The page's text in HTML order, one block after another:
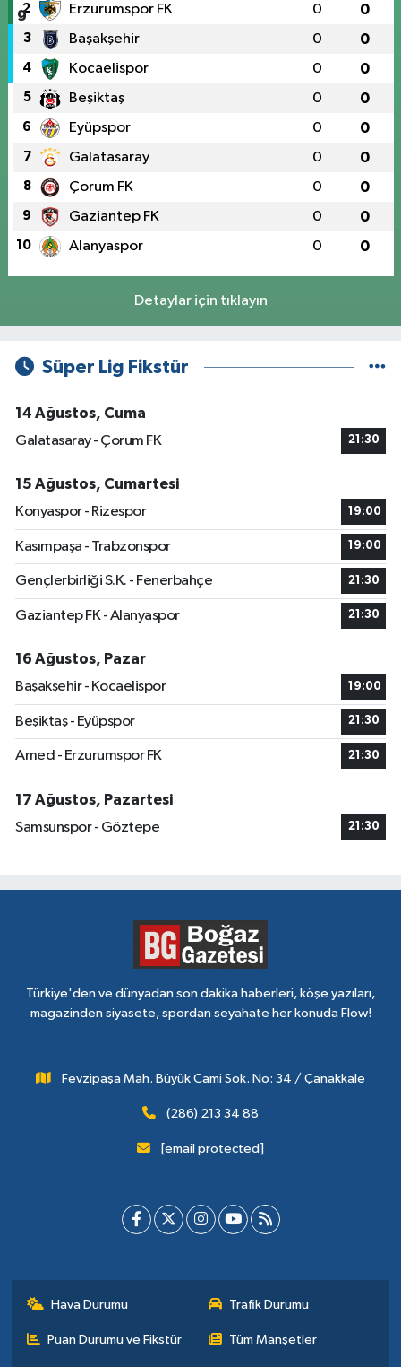
2 Erzurumspor FK 0 0
3 Başakşehir 0 0
4 Kocaelispor 0 0
5 Beşiktaş 0 0
6 Eyüpspor 0 0
7 Galatasaray 0 0
8 Çorum FK 0 0
9 Gaziantep FK 0 0
10 Alanyaspor 0 0
Detaylar için tıklayın
Süper Lig Fikstür
14 Ağustos, Cuma
Galatasaray - Çorum FK
21:30
15 Ağustos, Cumartesi
Konyaspor - Rizespor
19:00
Kasımpaşa - Trabzonspor 19:00
Gençlerbirliği S.K. - Fenerbahçe 21:30
Gaziantep FK - Alanyaspor 21:30
16 Ağustos, Pazar
Başakşehir - Kocaelispor
19:00
Beşiktaş - Eyüpspor 21:30
Amed - Erzurumspor FK 21:30
17 Ağustos, Pazartesi
Samsunspor - Göztepe
21:30
Türkiye'den ve dünyadan son dakika haberleri, köşe yazıları,
magazinden siyasete, spordan seyahate her konuda Flow!
Fevzipaşa Mah. Büyük Cami Sok. No: 34 / Çanakkale
(286) 213 34 88
[email protected]
Hava Durumu Trafik Durumu
Puan Durumu ve Fikstür Tüm Manşetler